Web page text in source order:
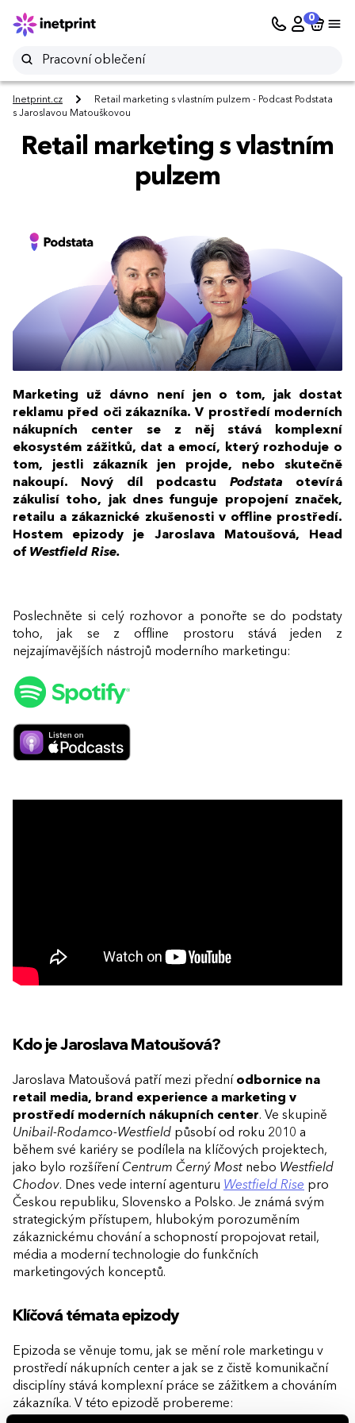
0
Inetprint.cz
Retail marketing s vlastním pulzem - Podcast Podstata
s Jaroslavou Matouškovou
Retail marketing s vlastním
pulzem
Marketing už dávno není jen o tom, jak dostat
reklamu před oči zákazníka. V prostředí moderních
nákupních center se z něj stává komplexní
ekosystém zážitků, dat a emocí, který rozhoduje o
tom, jestli zákazník jen projde, nebo skutečně
nakoupí. Nový díl podcastu Podstata otevírá
zákulisí toho, jak dnes funguje propojení značek,
retailu a zákaznické zkušenosti v offline prostředí.
Hostem epizody je Jaroslava Matoušová, Head
of Westfield Rise.
Poslechněte si celý rozhovor a ponořte se do podstaty
toho, jak se z offline prostoru stává jeden z
nejzajímavějších nástrojů moderního marketingu:
Kdo je Jaroslava Matoušová?
Jaroslava Matoušová patří mezi přední odbornice na
retail media, brand experience a marketing v
prostředí moderních nákupních center. Ve skupině
Unibail-Rodamco-Westfield působí od roku 2010 a
během své kariéry se podílela na klíčových projektech,
jako bylo rozšíření Centrum Černý Most nebo Westfield
Chodov. Dnes vede interní agenturu Westfield Rise pro
Českou republiku, Slovensko a Polsko. Je známá svým
strategickým přístupem, hlubokým porozuměním
zákaznickému chování a schopností propojovat retail,
média a moderní technologie do funkčních
marketingových konceptů.
Klíčová témata epizody
Epizoda se věnuje tomu, jak se mění role marketingu v
prostředí nákupních center a jak se z čistě komunikační
disciplíny stává komplexní práce se zážitkem a chováním
zákazníka. V této epizodě probereme: